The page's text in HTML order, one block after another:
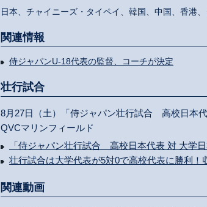
日本、チャイニーズ・タイペイ、韓国、中国、香港
関連情報
侍ジャパンU-18代表の監督、コーチが決定
壮行試合
8月27日（土）「侍ジャパン壮行試合 高校日本代
QVCマリンフィールド
「侍ジャパン壮行試合 高校日本代表 対 大学
壮行試合は大学代表が5対0で高校代表に勝利！
関連動画